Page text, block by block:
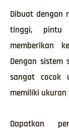
Dibuat dengan
tinggi, pintu
memberikan
Dengan
sangat cocok
memiliki
Dapatkan